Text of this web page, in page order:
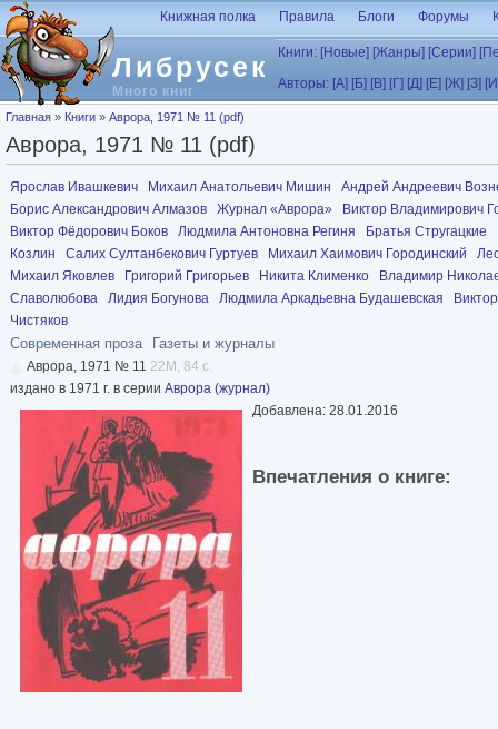
Перейти к основному содержанию
Либрусек
Много книг
Книжная полка Правила Блоги Форумы
Книги: [Новые] [Жанры] [Серии]
Авторы: [А] [Б] [В] [Г] [Д] [Е] [Ж] [З]
Вы здесь
Главная » Книги » Аврора, 1971 № 11 (pdf)
Аврора, 1971 № 11 (pdf)
Ярослав Ивашкевич Михаил Анатольевич Мишин
Андрей Андреевич
Борис Александрович Алмазов
Журнал «Аврора»
Виктор Владимирович
Виктор Фёдорович Боков
Людмила Антоновна Региня Братья Стругацкие
Козлин
Салих Султанбекович Гуртуев Михаил Хаимович Городинский
Михаил Яковлев
Григорий Григорьев Никита Клименко
Владимир
Славолюбова
Лидия Богунова Людмила Аркадьевна Будашевская
Чистяков
Современная проза Газеты и журналы
Аврора, 1971 № 11 22M, 84 с.
издано в 1971 г. в серии Аврора (журнал)
Добавлена: 28.01.2016
Впечатления о книге: